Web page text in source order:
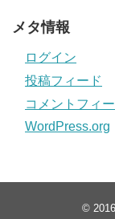
メタ情報
ログイン
投稿フィード
コメントフィ
WordPress.org
© 2016